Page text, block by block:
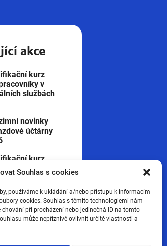
Souhlas s cookies
používáme k ukládání a/nebo přístupu k informacím
cookies. Souhlas s těmito technologiemi nám
při procházení nebo jedinečná ID na tomto
může nepříznivě ovlivnit určité vlastnosti a
akce
kurz
v
službách
novinky
účtárny
kurz
v
službách